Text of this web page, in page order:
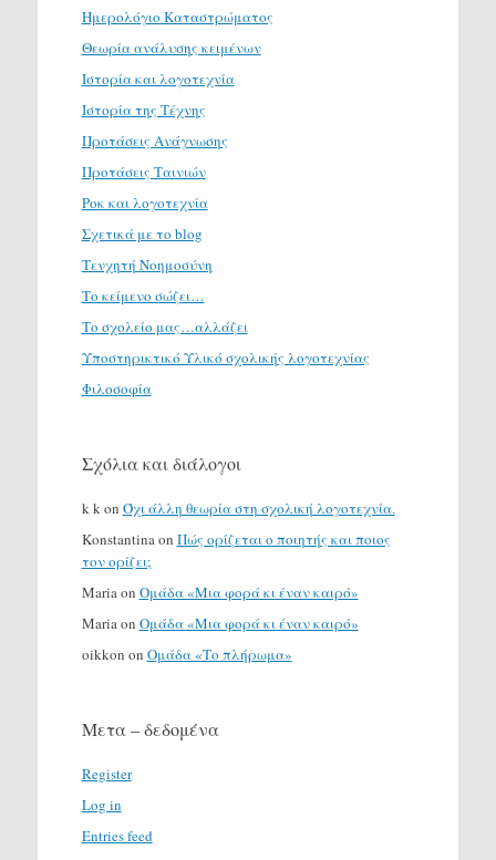
Ημερολόγιο Καταστρώματος
Θεωρία ανάλυσης κειμένων
Ιστορία και λογοτεχνία
Ιστορία της Τέχνης
Προτάσεις Ανάγνωσης
Προτάσεις Ταινιών
Ροκ και λογοτεχνία
Σχετικά με το blog
Τενχητή Νοημοσύνη
Το κείμενο σώζει…
Το σχολείο μας…αλλάζει
Υποστηρικτικό Υλικό σχολικής λογοτεχνίας
Φιλοσοφία
Σχόλια και διάλογοι
k kon Όχι άλλη θεωρία στη σχολική λογοτεχνία.
Konstantinaon Πώς ορίζεται ο ποιητής και ποιος
τον ορίζει;
Mariaon Ομάδα «Μια φορά κι έναν καιρό»
Mariaon Ομάδα «Μια φορά κι έναν καιρό»
oikkon on Ομάδα «Το πλήρωμα»
Μετα – δεδομένα
Register
Log in
Entries feed